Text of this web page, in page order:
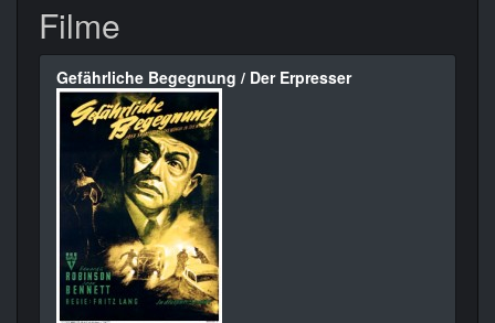
Filme
Gefährliche Begegnung / Der Erpresser